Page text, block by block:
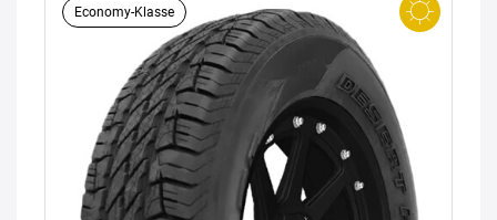
Economy-Klasse